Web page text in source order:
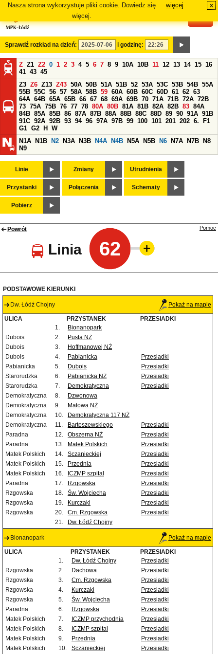
Nasza strona wykorzystuje pliki cookie. Dowiedz się
więcej.
więcej x
Sprawdź rozkład na dzień: i godzinę:
Z Z1 Z2 0 1 2 3 4 5 6 7 8 9 10A 10B 11 12 13 14 15 16
41 43 45
Z3 Z6 Z13 Z43 50A 50B 51A 51B 52 53A 53C 53B 54B 55A
55B 55C 56 57 58A 58B 59 60A 60B 60C 60D 61 62 63
64A 64B 65A 65B 66 67 68 69A 69B 70 71A 71B 72A 72B
73 75A 75B 76 77 78 80A 80B 81A 81B 82A 82B 83 84A
84B 85A 85B 86 87A 87B 88A 88B 88C 88D 89 90 91A 91B
91C 92A 92B 93 94 96 97A 97B 99 100 101 201 202 6.
F1
G1 G2 H
W
N1A
N1B N2 N3A N3B N4A N4B N5A N5B N6 N7A N7B
N8
N9
Linie Zmiany Utrudnienia
Przystanki Połączenia Schematy
Pobierz
Powrót
Linia 62
Pomoc
PODSTAWOWE KIERUNKI
Dw. Łódź Chojny Pokaż na mapie
ULICA PRZYSTANEK
PRZESIADKI
1.
Bionanopark
Dubois
2.
Pusta NŻ
Dubois
3.
Hoffmanowej NŻ
Dubois
4. Pabianicka
Przesiadki
Pabianicka
5. Dubois
Przesiadki
Starorudzka
6. Pabianicka NŻ
Przesiadki
Starorudzka
7. Demokratyczna
Przesiadki
Demokratyczna
8.
Dzwonowa
Demokratyczna
9.
Matowa NŻ
Demokratyczna
10.
Demokratyczna 117 NŻ
Demokratyczna
11. Bartoszewskiego
Przesiadki
Paradna
12. Obszerna NŻ
Przesiadki
Paradna
13. Matek Polskich
Przesiadki
Matek Polskich
14. Sczanieckiej
Przesiadki
Matek Polskich
15. Przednia
Przesiadki
Matek Polskich
16. ICZMP szpital
Przesiadki
Paradna
17. Rzgowska
Przesiadki
Rzgowska
18. Św. Wojciecha
Przesiadki
Rzgowska
19. Kurczaki
Przesiadki
Rzgowska
20. Cm. Rzgowska
Przesiadki
21.
Dw. Łódź Chojny
Bionanopark Pokaż na mapie
ULICA PRZYSTANEK
PRZESIADKI
1.
Dw. Łódź Chojny
Przesiadki
Rzgowska
2. Dachowa
Przesiadki
Rzgowska
3. Cm. Rzgowska
Przesiadki
Rzgowska
4. Kurczaki
Przesiadki
Rzgowska
5. Św. Wojciecha
Przesiadki
Paradna
6. Rzgowska
Przesiadki
Matek Polskich
7. ICZMP przychodnia
Przesiadki
Matek Polskich
8. ICZMP szpital
Przesiadki
Matek Polskich
9. Przednia
Przesiadki
Matek Polskich
10. Sczanieckiej Przesiadki